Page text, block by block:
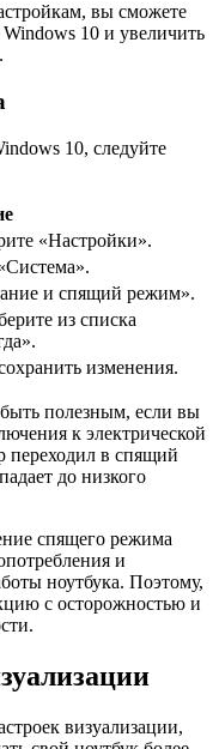
вы сможете
10 и увеличить
10, следуйте
«Настройки».
и спящий режим».
из списка
изменения.
полезным, если вы
к электрической
переходил в спящий
до низкого
спящего режима
и
ноутбука. Поэтому,
с осторожностью и
визуализации,